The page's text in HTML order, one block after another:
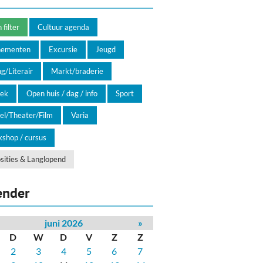
filter Cultuur agenda
Excursie Jeugd
Literair Markt/braderie
Open huis / dag / info Sport
Theater/Film Varia
/ cursus
& Langlopend
juni 2026
»
D W D V Z
Z
2 3 4 5 6
7